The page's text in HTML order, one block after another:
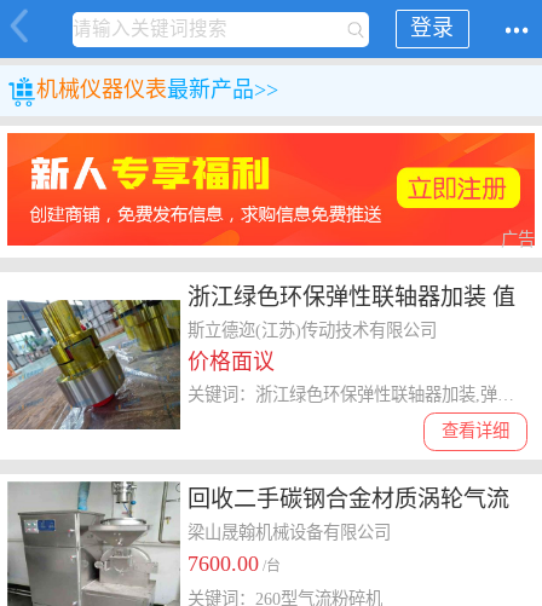
登录
机械仪器仪表最新产品>>
广告
浙江绿色环保弹性联轴器加装 值
得信赖 斯立德迩传动技术供应
斯立德迩(江苏)传动技术有限公司
价格面议
查看详细
回收二手碳钢合金材质涡轮气流
冲击粉碎机 260型气流粉碎机 拆
除制药厂设备
梁山晟翰机械设备有限公司
7600.00 /台
关键词：260型气流粉碎机